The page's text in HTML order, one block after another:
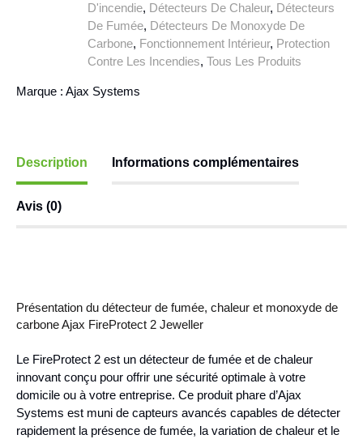
D'incendie, Détecteurs De Chaleur, Détecteurs
De Fumée, Détecteurs De Monoxyde De
Carbone, Fonctionnement Intérieur, Protection
Contre Les Incendies, Tous Les Produits
Marque : Ajax Systems
Description Informations complémentaires
Avis (0)
Présentation du détecteur de fumée, chaleur et monoxyde de
carbone Ajax FireProtect 2 Jeweller
Le FireProtect 2 est un détecteur de fumée et de chaleur
innovant conçu pour offrir une sécurité optimale à votre
domicile ou à votre entreprise. Ce produit phare d’Ajax
Systems est muni de capteurs avancés capables de détecter
rapidement la présence de fumée, la variation de chaleur et le